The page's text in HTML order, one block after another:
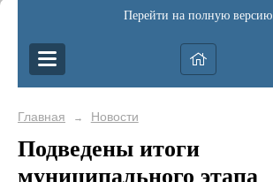
Перейти на полную версию
Главная → Новости
Подведены итоги
муниципального этапа